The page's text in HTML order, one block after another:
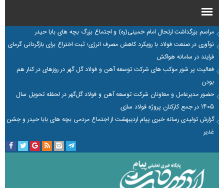
مراسم بزرگداشت ارتحال امام خمینی(ره) و اجتماع بزرگ بچه های بابا حیدر
نوآوری در صنعت فولاد با رویکرد کاهش مصرف انرژی؛ ثبت اختراع برای بازگردانی گرمای
فرایند در سامانه هواکش
فعالیت پر شور موکب های شرکت توسعه آهن و فولاد گل گهر در روزهای در کنار هم
بودن
حضور مدیرعامل و معاونان شرکت توسعه آهن و فولاد گل‌گهر در لحظه تحویل سال
۱۴۰۵ در جمع کارکنان پروژه فولاد سازی
گزارش تولیدی رسانه خبری پیام اردیبهشت از اجتماع مردمی بچه های بابا حیدر و جشن
غدیر